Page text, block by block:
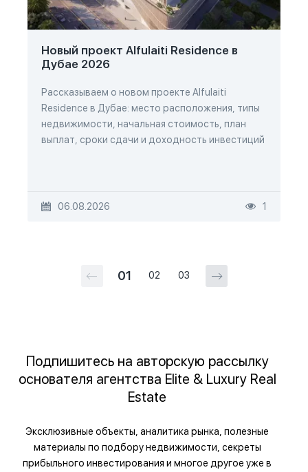
Новый проект Alfulaiti Residence в
Дубае 2026
Рассказываем о новом проекте Alfulaiti
Residence в Дубае: место расположения, типы
недвижимости, начальная стоимость, план
выплат, сроки сдачи и доходность инвестиций
06.08.2026 1
01 02 03
Подпишитесь на авторскую рассылку
основателя агентства Elite & Luxury Real
Estate
Эксклюзивные объекты, аналитика рынка, полезные
материалы по подбору недвижимости, секреты
прибыльного инвестирования и многое другое уже в